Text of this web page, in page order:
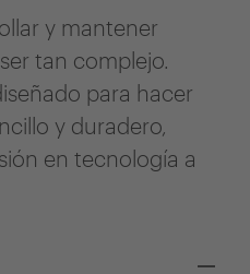
y mantener
tan complejo.
para hacer
y duradero,
en tecnología a